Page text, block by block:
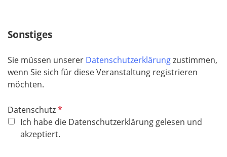
e
l
Sonstiges
Sie müssen unserer Datenschutzerklärungzustimmen,
wenn Sie sich für diese Veranstaltung registrieren
möchten.
DatenschutzP
f
l
Ich habe die Datenschutzerklärung gelesen und
akzeptiert.